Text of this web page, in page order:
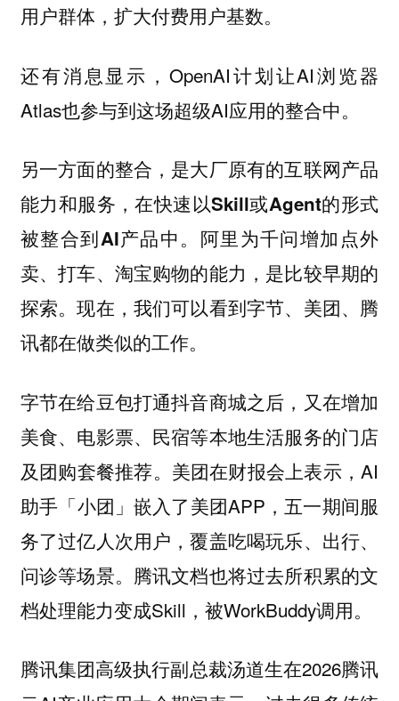
用户群体，扩大付费用户基数。
还有消息显示，OpenAI计划让AI浏览器
Atlas也参与到这场超级AI应用的整合中。
另一方面的整合，是大厂原有的互联网产品
能力和服务，在快速以Skill或Agent的形式
被整合到AI产品中。 阿里为千问增加点外
卖、打车、淘宝购物的能力，是比较早期的
探索。现在，我们可以看到字节、美团、腾
讯都在做类似的工作。
字节在给豆包打通抖音商城之后，又在增加
美食、电影票、民宿等本地生活服务的门店
及团购套餐推荐。美团在财报会上表示，AI
助手「小团」嵌入了美团APP，五一期间服
务了过亿人次用户，覆盖吃喝玩乐、出行、
问诊等场景。腾讯文档也将过去所积累的文
档处理能力变成Skill，被WorkBuddy调用。
腾讯集团高级执行副总裁汤道生在2026腾讯